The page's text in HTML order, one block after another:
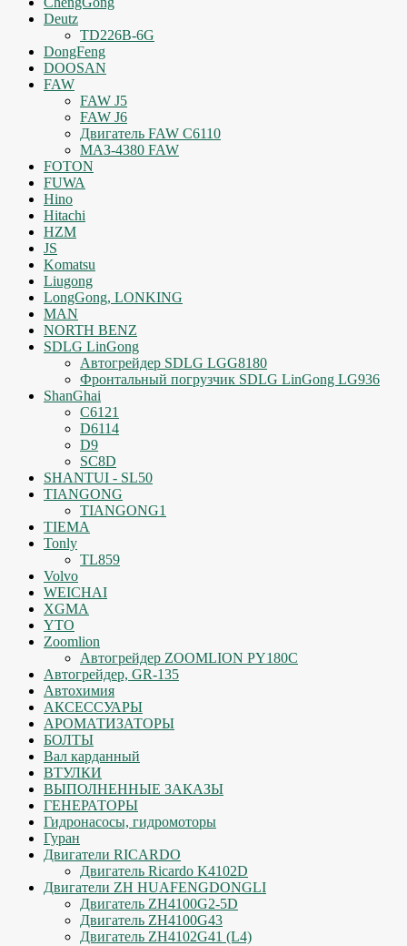
Deutz
TD226B-6G
DongFeng
DOOSAN
FAW
FAW J5
FAW J6
Двигатель FAW C6110
МАЗ-4380 FAW
FOTON
FUWA
Hino
Hitachi
HZM
JS
Komatsu
Liugong
LongGong, LONKING
MAN
NORTH BENZ
SDLG LinGong
Автогрейдер SDLG LGG8180
Фронтальный погрузчик SDLG LinGong LG936
ShanGhai
C6121
D6114
D9
SC8D
SHANTUI - SL50
TIANGONG
TIANGONG1
TIEMA
Tonly
TL859
Volvo
WEICHAI
XGMA
YTO
Zoomlion
Автогрейдер ZOOMLION PY180C
Автогрейдер, GR-135
Автохимия
АКСЕССУАРЫ
АРОМАТИЗАТОРЫ
БОЛТЫ
Вал карданный
ВТУЛКИ
ВЫПОЛНЕННЫЕ ЗАКАЗЫ
ГЕНЕРАТОРЫ
Гидронасосы, гидромоторы
Гуран
Двигатели RICARDO
Двигатель Ricardo K4102D
Двигатели ZH HUAFENGDONGLI
Двигатель ZH4100G2-5D
Двигатель ZH4100G43
Двигатель ZH4102G41 (L4)